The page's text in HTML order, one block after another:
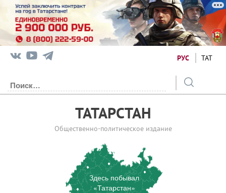
РУС ТАТ
ТАТАРСТАН
Общественно-политическое издание
Здесь побывал
«Татарстан»